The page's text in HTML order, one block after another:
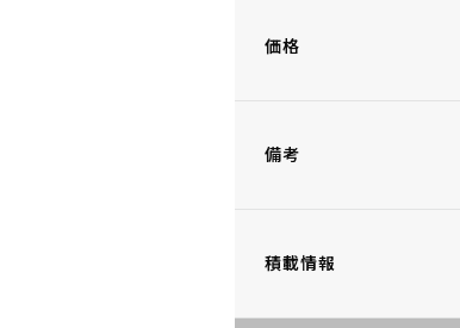
価格
備考
積載情報